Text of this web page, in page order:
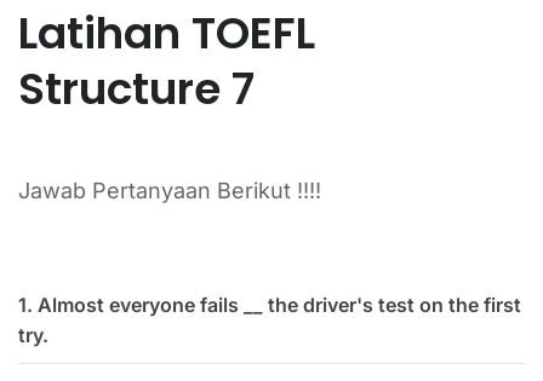
Latihan TOEFL
Structure 7
Jawab Pertanyaan Berikut !!!!
1. Almost everyone fails __ the driver's test on the first
try.